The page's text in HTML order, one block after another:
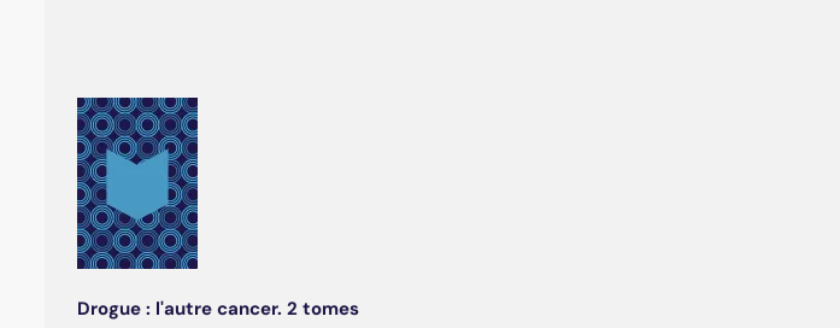
Drogue : l'autre cancer. 2 tomes